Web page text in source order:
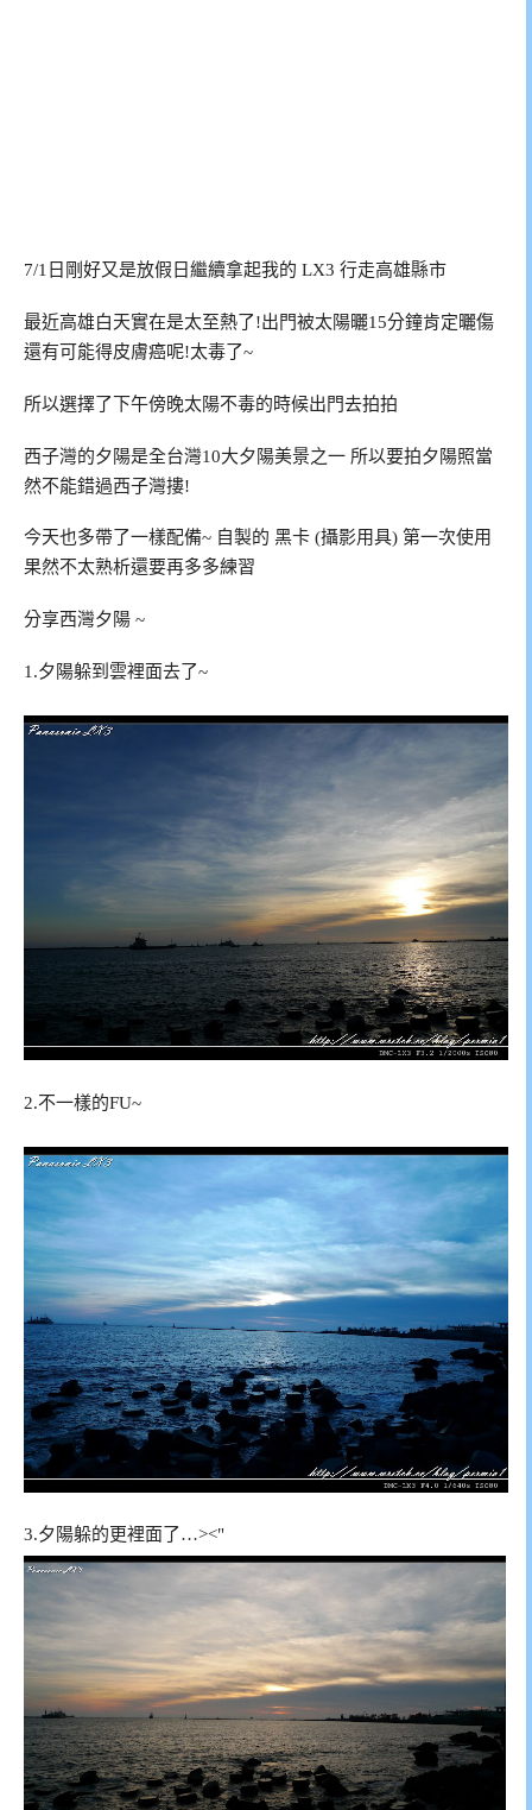
7/1日剛好又是放假日繼續拿起我的 LX3 行走高雄縣市
最近高雄白天實在是太至熱了!出門被太陽曬15分鐘肯定曬傷
還有可能得皮膚癌呢!太毒了~
所以選擇了下午傍晚太陽不毒的時候出門去拍拍
西子灣的夕陽是全台灣10大夕陽美景之一 所以要拍夕陽照當
然不能錯過西子灣摟!
今天也多帶了一樣配備~ 自製的 黑卡 (攝影用具) 第一次使用
果然不太熟析還要再多多練習
分享西灣夕陽 ~
1.夕陽躲到雲裡面去了~
2.不一樣的FU~
3.夕陽躲的更裡面了…><"